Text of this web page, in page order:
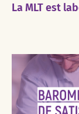
La MLT est